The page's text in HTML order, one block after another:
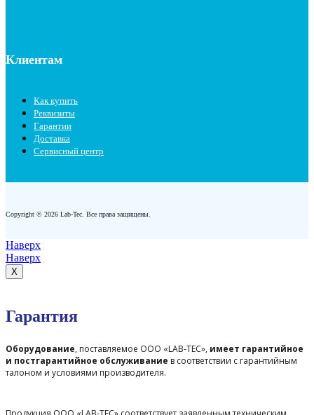
Клиентам
Как купить
Реквизиты
Гарантии
Доставка
Сервисный центр
Copyright © 2026 Lab-Tec. Все права защищены.
Наверх
Наверх
X
Гарантия
Оборудование, поставляемое ООО «LAB-TEC», имеет гарантийное
и постгарантийное обслуживание в соответствии с гарантийным
талоном и условиями производителя.